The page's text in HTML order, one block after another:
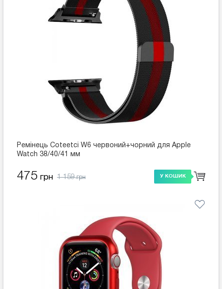
Ремінець Coteetci W6 червоний+чорний для Apple
Watch 38/40/41 мм
475 грн 1 159грн У КОШИК